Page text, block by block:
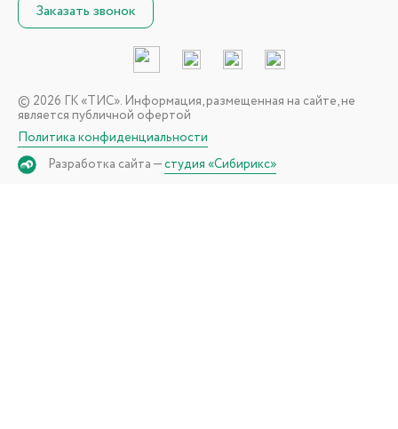
Заказать звонок
© 2026 ГК «ТИС». Информация, размещенная на сайте, не
является публичной офертой
Политика конфиденциальности
Разработка сайта —студия «Сибирикс»